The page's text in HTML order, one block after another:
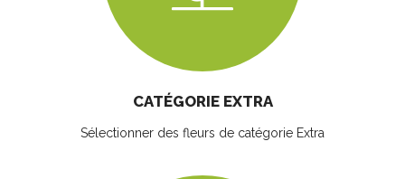
CATÉGORIE EXTRA
Sélectionner des fleurs de catégorie Extra